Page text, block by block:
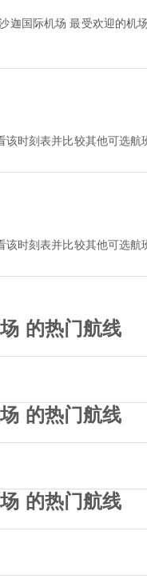
迦国际机场 最受欢迎的机
时刻表并比较其他可选航
时刻表并比较其他可选航
的热门航线
的热门航线
的热门航线